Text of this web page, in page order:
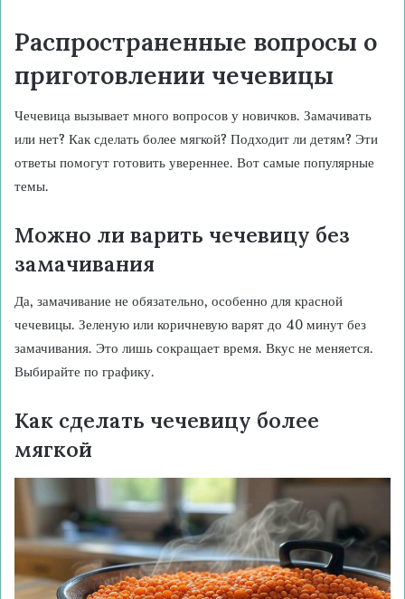
Распространенные вопросы о
приготовлении чечевицы
Чечевица вызывает много вопросов у новичков. Замачивать
или нет? Как сделать более мягкой? Подходит ли детям? Эти
ответы помогут готовить увереннее. Вот самые популярные
темы.
Можно ли варить чечевицу без
замачивания
Да, замачивание не обязательно, особенно для красной
чечевицы. Зеленую или коричневую варят до 40 минут без
замачивания. Это лишь сокращает время. Вкус не меняется.
Выбирайте по графику.
Как сделать чечевицу более
мягкой